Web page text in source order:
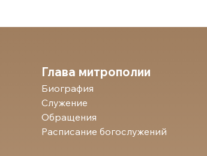
Глава митрополии
Биография
Служение
Обращения
Расписание богослужений